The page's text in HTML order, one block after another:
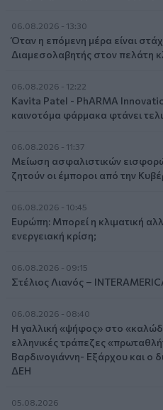
06.08.2026 - 13:30
Όταν η επόμενη μέρα είναι
Διαμεσολαβητής στον πελάτη
06.08.2026 - 12:22
Kavita Patel - PhARMA
καινοτόμα φάρμακα φτάνει
06.08.2026 - 11:37
Μείωση ασφαλιστικών
ζητούν οι έμποροι από την
06.08.2026 - 10:45
Ευρώπη: Μπορεί η κλιματική
ενεργειακή κρίση;
06.08.2026 - 09:15
Στέλιος Λιανός –
06.08.2026 - 08:40
Η γαλλική «ψήφος» στο
ελληνικές τράπεζες
Βαρδινογιάννη- Εξάρχου και ο
ΔΕΗ
05.08.2026